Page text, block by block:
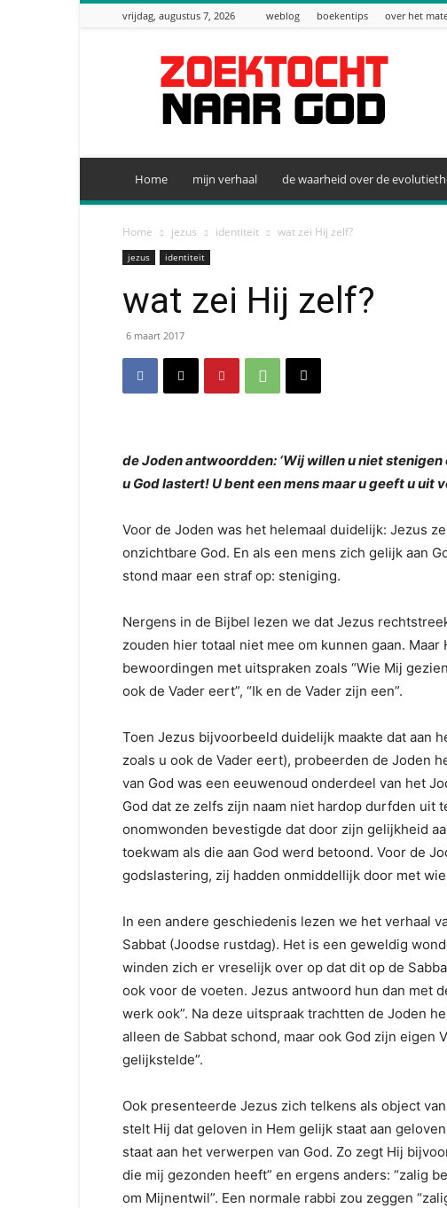
vrijdag, augustus 7, 2026 weblog boekentips over het
zoektocht
naar
God
Home mijn verhaal de waarheid over de
Home jezus identiteit wat zei Hij zelf?
jezus identiteit
wat zei Hij zelf?
6 maart 2017
de Joden antwoordden: ‘Wij willen u niet
u God lastert! U bent een mens maar u geeft u uit
Voor de Joden was het helemaal duidelijk: Jezus
onzichtbare God. En als een mens zich gelijk aan
stond maar een straf op: steniging.
Nergens in de Bijbel lezen we dat Jezus
zouden hier totaal niet mee om kunnen gaan.
bewoordingen met uitspraken zoals “Wie Mij
ook de Vader eert”, “Ik en de Vader zijn een”.
Toen Jezus bijvoorbeeld duidelijk maakte dat aan
zoals u ook de Vader eert), probeerden de Joden
van God was een eeuwenoud onderdeel van het
God dat ze zelfs zijn naam niet hardop durfden uit
onomwonden bevestigde dat door zijn gelijkheid
toekwam als die aan God werd betoond. Voor de
godslastering, zij hadden onmiddellijk door met
In een andere geschiedenis lezen we het verhaal
Sabbat (Joodse rustdag). Het is een geweldig
winden zich er vreselijk over op dat dit op de
ook voor de voeten. Jezus antwoord hun dan met
werk ook”. Na deze uitspraak trachtten de Joden
alleen de Sabbat schond, maar ook God zijn eigen
gelijkstelde”.
Ook presenteerde Jezus zich telkens als object
stelt Hij dat geloven in Hem gelijk staat aan
staat aan het verwerpen van God. Zo zegt Hij
die mij gezonden heeft” en ergens anders: “zalig
om Mijnentwil”. Een normale rabbi zou zeggen